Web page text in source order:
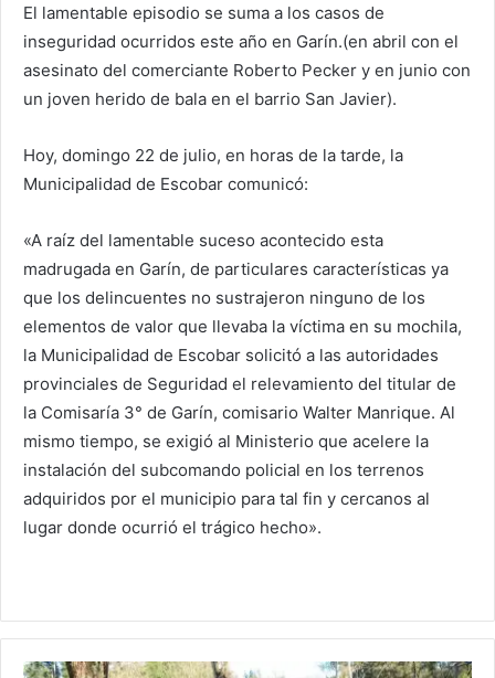
El lamentable episodio se suma a los casos de
inseguridad ocurridos este año en Garín.(en abril con el
asesinato del comerciante Roberto Pecker y en junio con
un joven herido de bala en el barrio San Javier).
Hoy, domingo 22 de julio, en horas de la tarde, la
Municipalidad de Escobar comunicó:
«A raíz del lamentable suceso acontecido esta
madrugada en Garín, de particulares características ya
que los delincuentes no sustrajeron ninguno de los
elementos de valor que llevaba la víctima en su mochila,
la Municipalidad de Escobar solicitó a las autoridades
provinciales de Seguridad el relevamiento del titular de
la Comisaría 3° de Garín, comisario Walter Manrique. Al
mismo tiempo, se exigió al Ministerio que acelere la
instalación del subcomando policial en los terrenos
adquiridos por el municipio para tal fin y cercanos al
lugar donde ocurrió el trágico hecho».